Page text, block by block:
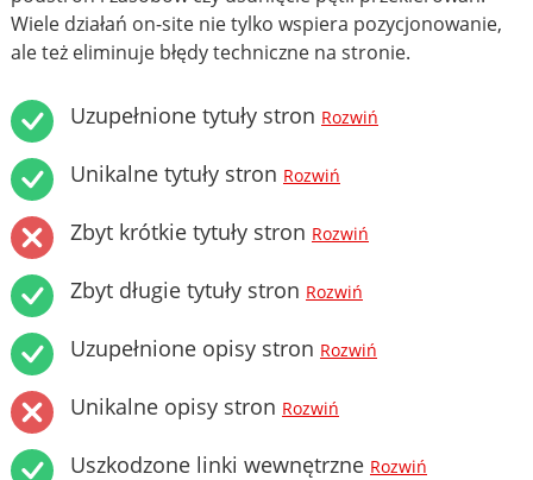
Wiele działań on-site nie tylko wspiera pozycjonowanie,
ale też eliminuje błędy techniczne na stronie.
Uzupełnione tytuły stron Rozwiń
Unikalne tytuły stron Rozwiń
Zbyt krótkie tytuły stron Rozwiń
Zbyt długie tytuły stron Rozwiń
Uzupełnione opisy stron Rozwiń
Unikalne opisy stron Rozwiń
Uszkodzone linki wewnętrzne Rozwiń